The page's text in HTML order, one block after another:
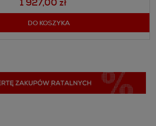
1 927,00 zł
DO KOSZYKA